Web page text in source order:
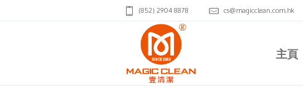
(852) 2904 8878 cs@magicclean.com.hk
主頁